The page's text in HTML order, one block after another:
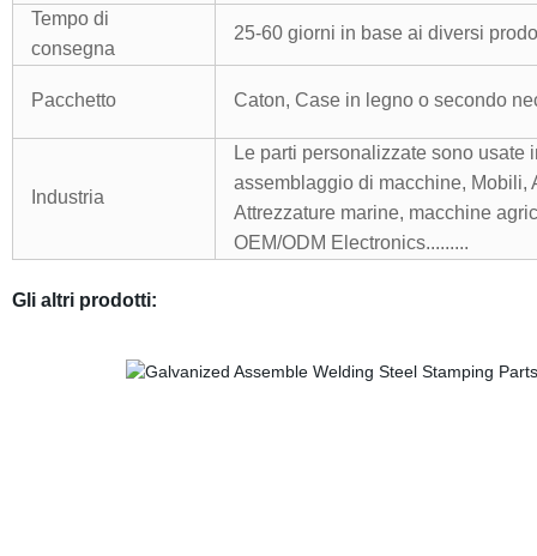
Tempo di
consegna
25-60 giorni in base ai diversi
Pacchetto Caton, Case in legno o secondo
Industria
Le parti personalizzate sono usate
assemblaggio di macchine, Mobili,
Attrezzature marine, macchine
OEM/ODM Electronics.........
Gli altri prodotti: